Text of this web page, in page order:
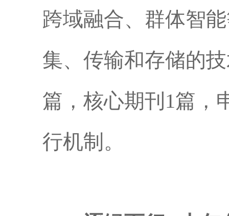
跨域融合、群体智
集、传输和存储的
篇，核心期刊1篇，
行机制。